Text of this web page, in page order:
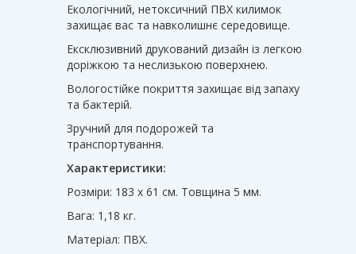
Екологічний, нетоксичний ПВХ килимок
захищає вас та навколишнє середовище.
Ексклюзивний друкований дизайн із легкою
доріжкою та неслизькою поверхнею.
Вологостійке покриття захищає від запаху
та бактерій.
Зручний для подорожей та
транспортування.
Характеристики:
Розміри: 183 х 61 см. Товщина 5 мм.
Вага: 1,18 кг.
Матеріал: ПВХ.